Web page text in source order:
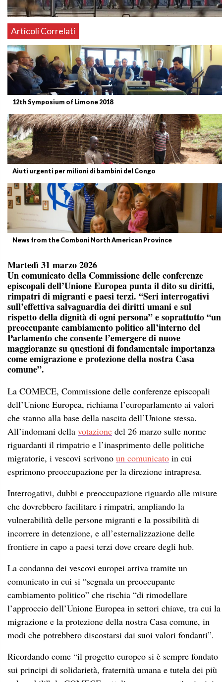
Articoli Correlati
12th Symposium of Limone 2018
Aiuti urgenti per milioni di bambini del Congo
News from the Comboni North American Province
Martedì 31 marzo 2026
Un comunicato della Commissione delle conferenze
episcopali dell’Unione Europea punta il dito su diritti,
rimpatri di migranti e paesi terzi. “Seri interrogativi
sull’effettiva salvaguardia dei diritti umani e sul
rispetto della dignità di ogni persona” e soprattutto “un
preoccupante cambiamento politico all’interno del
Parlamento che consente l’emergere di nuove
maggioranze su questioni di fondamentale importanza
come emigrazione e protezione della nostra Casa
comune”.
La COMECE, Commissione delle conferenze episcopali
dell’Unione Europea, richiama l’europarlamento ai valori
che stanno alla base della nascita dell’Unione stessa.
All’indomani della votazione del 26 marzo sulle norme
riguardanti il rimpatrio e l’inasprimento delle politiche
migratorie, i vescovi scrivono un comunicato in cui
esprimono preoccupazione per la direzione intrapresa.
Interrogativi, dubbi e preoccupazione riguardo alle misure
che dovrebbero facilitare i rimpatri, ampliando la
vulnerabilità delle persone migranti e la possibilità di
incorrere in detenzione, e all’esternalizzazione delle
frontiere in capo a paesi terzi dove creare degli hub.
La condanna dei vescovi europei arriva tramite un
comunicato in cui si “segnala un preoccupante
cambiamento politico” che rischia “di rimodellare
l’approccio dell’Unione Europea in settori chiave, tra cui la
migrazione e la protezione della nostra Casa comune, in
modi che potrebbero discostarsi dai suoi valori fondanti”.
Ricordando come “il progetto europeo si è sempre fondato
sui principi di solidarietà, fraternità umana e tutela dei più